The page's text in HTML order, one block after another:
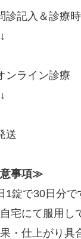
診記入＆診療
ンライン診療
送
事項≫
錠で30日分で
宅にて服用し
・仕上がり具